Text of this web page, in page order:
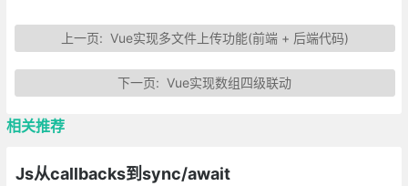
上一页: Vue实现多文件上传功能(前端 + 后端代码)
下一页:Vue实现数组四级联动
相关推荐
Js从callbacks到sync/await